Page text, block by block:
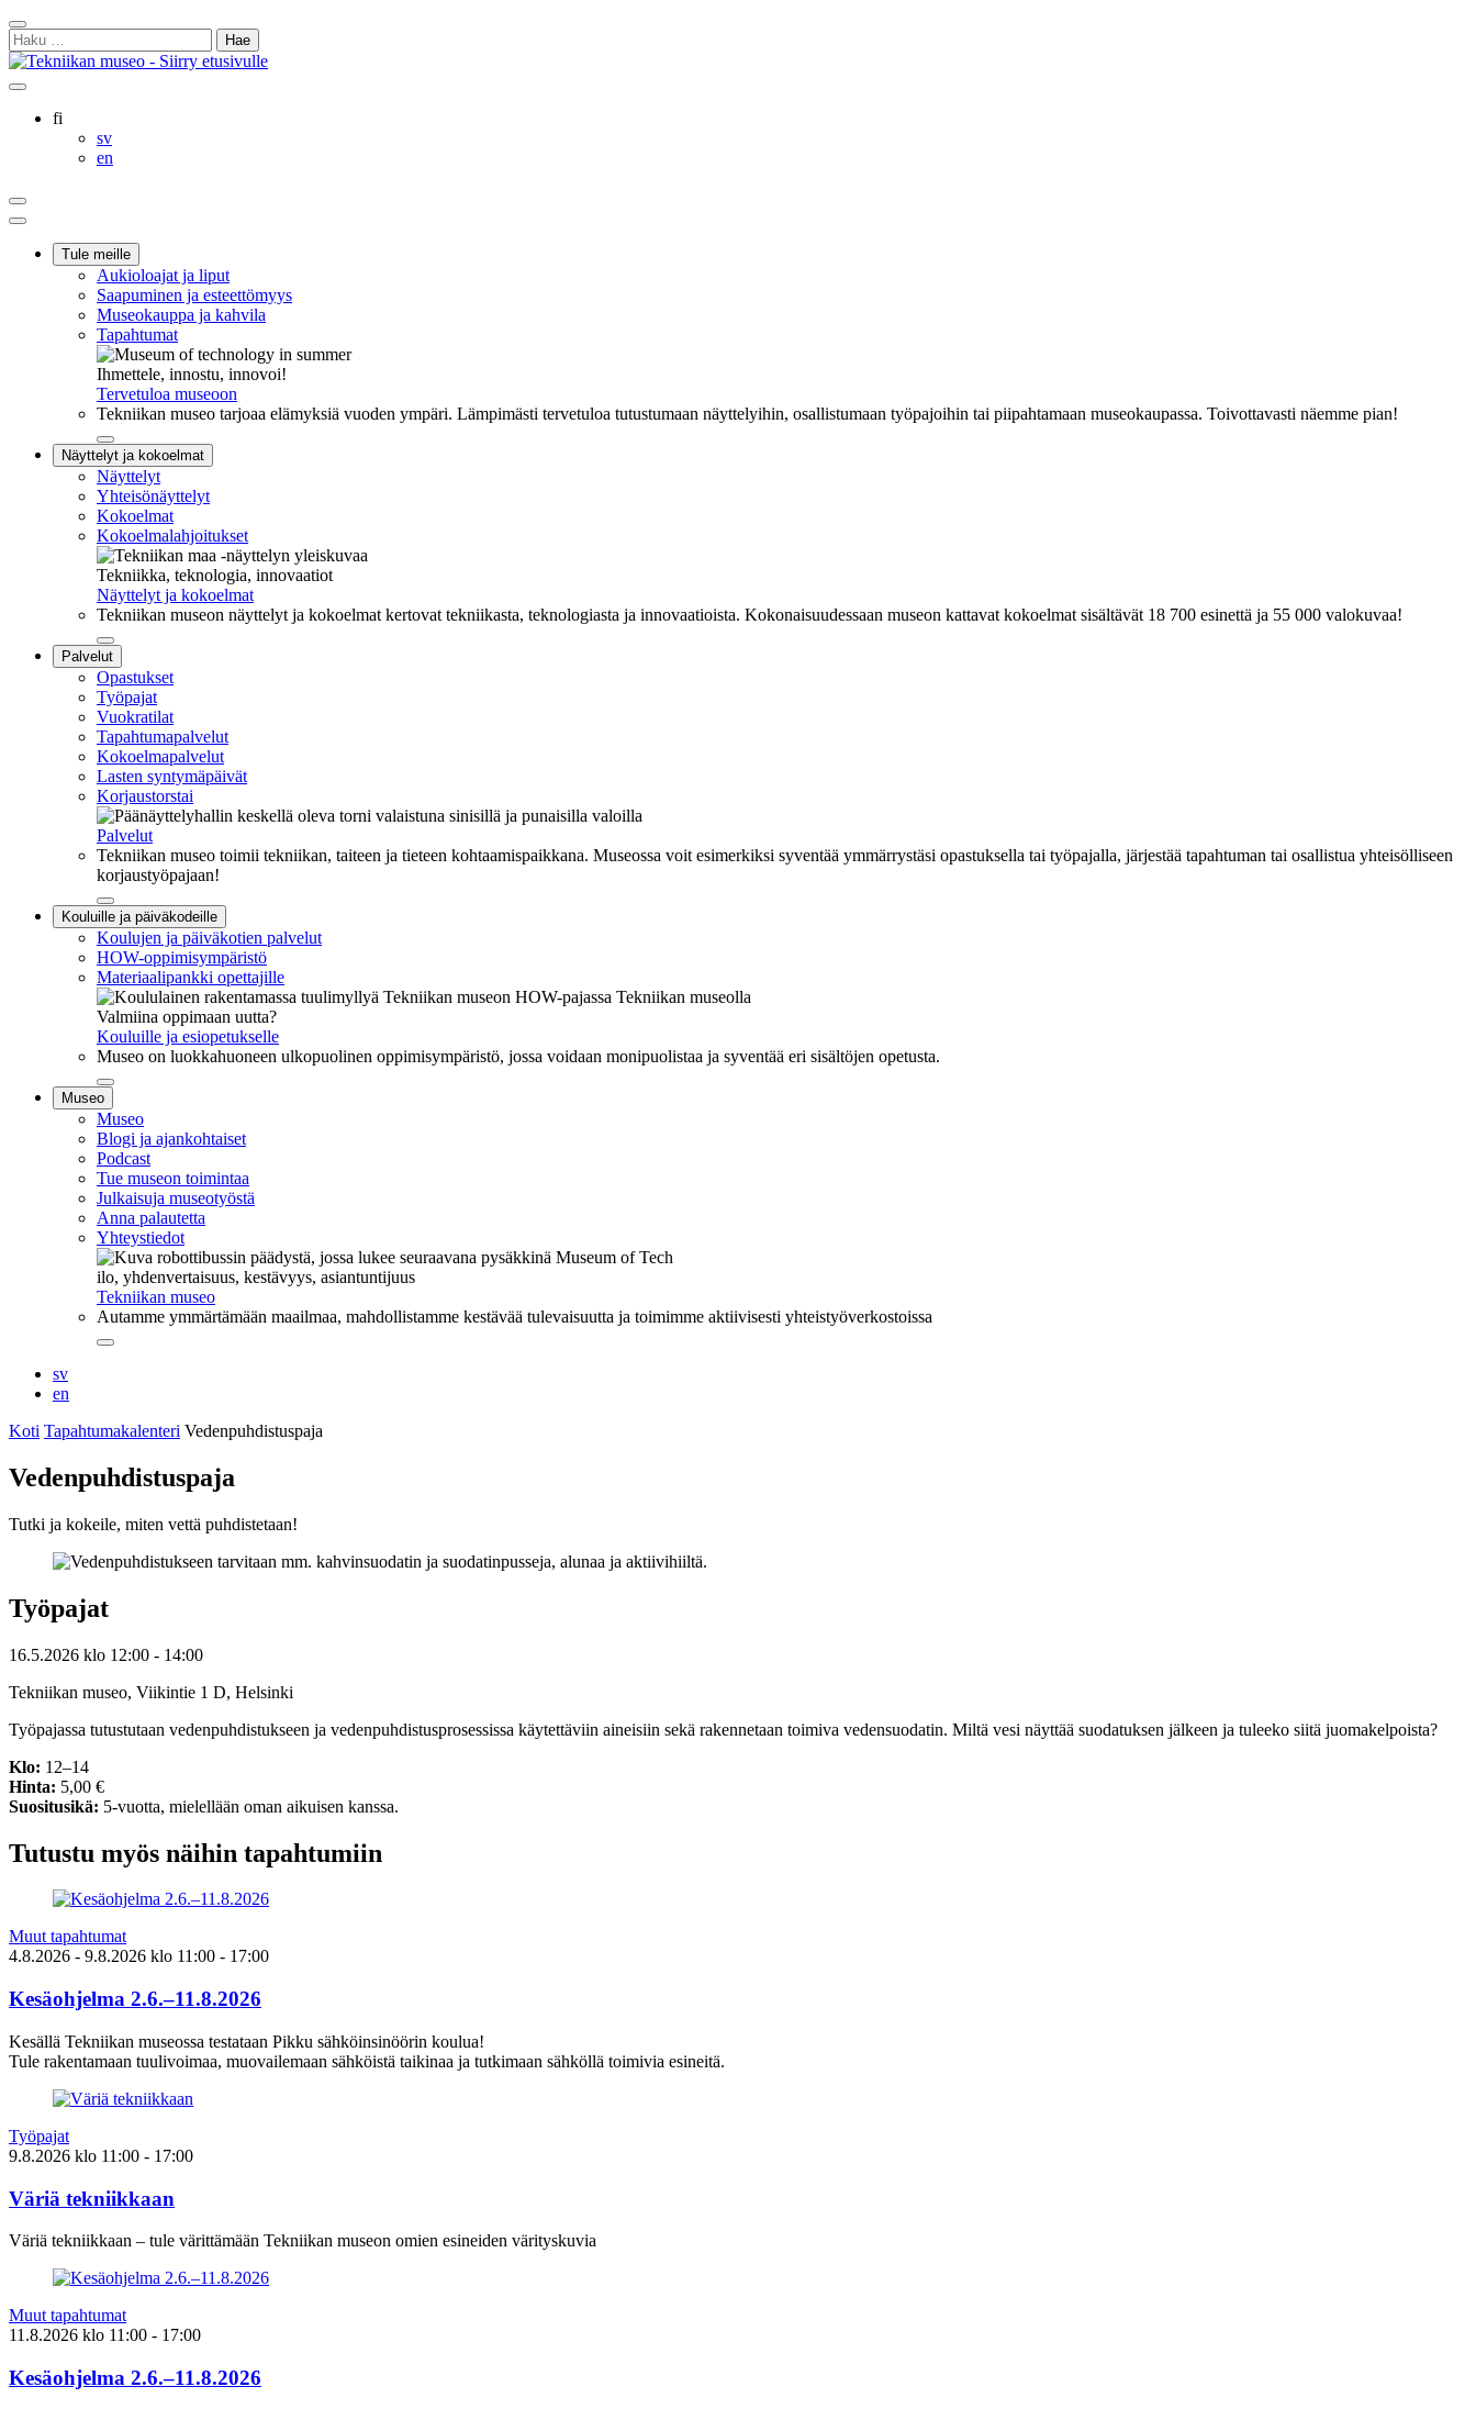
Siirry
sisältöön
Sulje
hakukenttä
Haku:
Ostoskorisi
Oma
Hae
sivultafi
svSvenska
en
Ostoskorisi
Oma
tiliHae
Päävalikko
Tule meille
Aukioloajat ja liput
Saapuminen ja esteettömyys
Museokauppa ja kahvila
Tapahtumat
Ihmettele, innostu, innovoi!
Tervetuloa museoon
Tekniikan museo tarjoaa elämyksiä vuoden ympäri. Lämpimästi tervetuloa tutustumaan näyttelyihin, osallistumaan työpajoihin tai piipahtamaan museokaupassa. Toivottavasti näemme pian!
Sulje
alavalikko
Näyttelyt ja kokoelmat
Näyttelyt
Yhteisönäyttelyt
Kokoelmat
Kokoelmalahjoitukset
Tekniikka, teknologia, innovaatiot
Näyttelyt ja kokoelmat
Tekniikan museon näyttelyt ja kokoelmat kertovat tekniikasta, teknologiasta ja innovaatioista. Kokonaisuudessaan museon kattavat kokoelmat sisältävät 18 700 esinettä ja 55 000 valokuvaa!
Sulje
alavalikko
Palvelut
Opastukset
Työpajat
Vuokratilat
Tapahtumapalvelut
Kokoelmapalvelut
Lasten syntymäpäivät
Korjaustorstai
Palvelut
Tekniikan museo toimii tekniikan, taiteen ja tieteen kohtaamispaikkana. Museossa voit esimerkiksi syventää ymmärrystäsi opastuksella tai työpajalla, järjestää tapahtuman tai osallistua yhteisölliseen
korjaustyöpajaan!
Sulje
alavalikko
Kouluille ja päiväkodeille
Koulujen ja päiväkotien palvelut
HOW-oppimisympäristö
Materiaalipankki opettajille
Valmiina oppimaan uutta?
Kouluille ja esiopetukselle
Museo on luokkahuoneen ulkopuolinen oppimisympäristö, jossa voidaan monipuolistaa ja syventää eri sisältöjen opetusta.
Sulje
alavalikko
Museo
Museo
Blogi ja ajankohtaiset
Podcast
Tue museon toimintaa
Julkaisuja museotyöstä
Anna palautetta
Yhteystiedot
ilo, yhdenvertaisuus, kestävyys, asiantuntijuus
Tekniikan museo
Autamme ymmärtämään maailmaa, mahdollistamme kestävää tulevaisuutta ja toimimme aktiivisesti yhteistyöverkostoissa
Sulje
sv
en
Koti Tapahtumakalenteri Vedenpuhdistuspaja
Vedenpuhdistuspaja
Tutki ja kokeile, miten vettä puhdistetaan!
Työpajat
16.5.2026 klo 12:00 - 14:00
Tekniikan museo, Viikintie 1 D, Helsinki
Työpajassa tutustutaan vedenpuhdistukseen ja vedenpuhdistusprosessissa käytettäviin aineisiin sekä rakennetaan toimiva vedensuodatin. Miltä vesi näyttää suodatuksen jälkeen ja tuleeko siitä juomakelpoista?
Klo: 12–14
Hinta: 5,00 €
Suositusikä: 5-vuotta, mielellään oman aikuisen kanssa.
Tutustu myös näihin tapahtumiin
Muut tapahtumat
4.8.2026 - 9.8.2026 klo 11:00 - 17:00
Kesäohjelma 2.6.–11.8.2026
Kesällä Tekniikan museossa testataan Pikku sähköinsinöörin koulua!
Tule rakentamaan tuulivoimaa, muovailemaan sähköistä taikinaa ja tutkimaan sähköllä toimivia esineitä.
Työpajat
9.8.2026 klo 11:00 - 17:00
Väriä tekniikkaan
Väriä tekniikkaan – tule värittämään Tekniikan museon omien esineiden värityskuvia
Muut tapahtumat
11.8.2026 klo 11:00 - 17:00
Kesäohjelma 2.6.–11.8.2026